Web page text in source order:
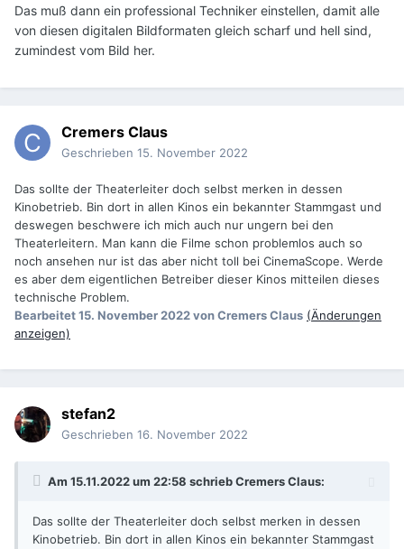
Das muß dann ein professional Techniker einstellen, damit alle
von diesen digitalen Bildformaten gleich scharf und hell sind,
zumindest vom Bild her.
Cremers Claus
Geschrieben 15. November 2022
Das sollte der Theaterleiter doch selbst merken in dessen
Kinobetrieb. Bin dort in allen Kinos ein bekannter Stammgast und
deswegen beschwere ich mich auch nur ungern bei den
Theaterleitern. Man kann die Filme schon problemlos auch so
noch ansehen nur ist das aber nicht toll bei CinemaScope. Werde
es aber dem eigentlichen Betreiber dieser Kinos mitteilen dieses
technische Problem.
Bearbeitet15. November 2022von Cremers Claus (Änderungen
anzeigen)
stefan2
Geschrieben 16. November 2022
Am 15.11.2022 um 22:58 schriebCremers Claus:
Das sollte der Theaterleiter doch selbst merken in dessen
Kinobetrieb. Bin dort in allen Kinos ein bekannter Stammgast